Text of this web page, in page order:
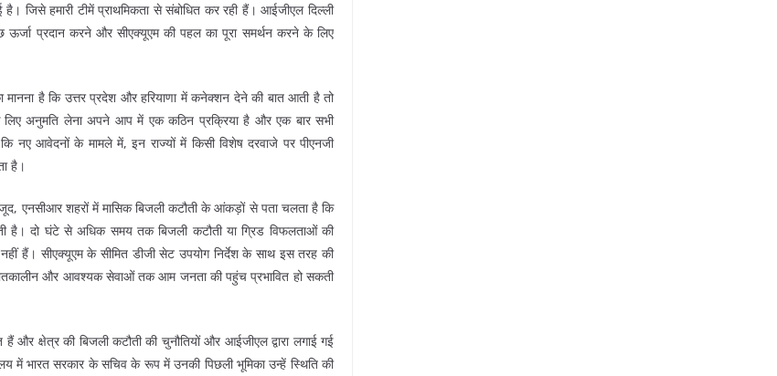
जिसे हमारी टीमें प्राथमिकता से संबोधित कर रही हैं। आईजीएल दिल्ली
प्रदान करने और सीएक्यूएम की पहल का पूरा समर्थन करने के लिए
है कि उत्तर प्रदेश और हरियाणा में कनेक्शन देने की बात आती है तो
अनुमति लेना अपने आप में एक कठिन प्रक्रिया है और एक बार सभी
आवेदनों के मामले में, इन राज्यों में किसी विशेष दरवाजे पर पीएनजी
है।
एनसीआर शहरों में मासिक बिजली कटौती के आंकड़ों से पता चलता है कि
है। दो घंटे से अधिक समय तक बिजली कटौती या ग्रिड विफलताओं की
हैं। सीएक्यूएम के सीमित डीजी सेट उपयोग निर्देश के साथ इस तरह की
और आवश्यक सेवाओं तक आम जनता की पहुंच प्रभावित हो सकती
क्षेत्र की बिजली कटौती की चुनौतियों और आईजीएल द्वारा लगाई गई
में भारत सरकार के सचिव के रूप में उनकी पिछली भूमिका उन्हें स्थिति की